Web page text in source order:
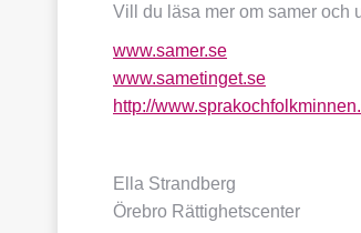
Vill du läsa mer om samer och
www.samer.se
www.sametinget.se
http://
Ella Strandberg
Örebro Rättighetscenter